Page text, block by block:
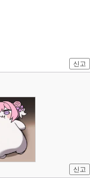
신고
신고